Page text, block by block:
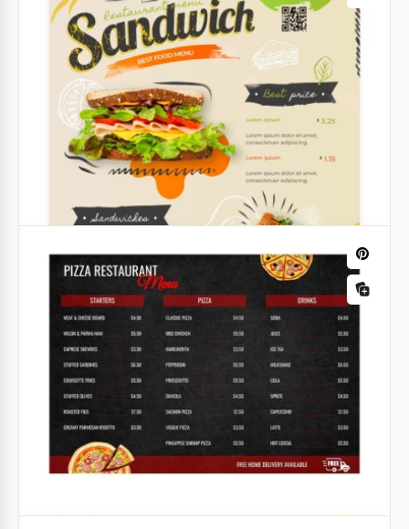
Plantilla de menú de panadería
Google Docs
Plantilla de menú de desayuno simple
Google Docs